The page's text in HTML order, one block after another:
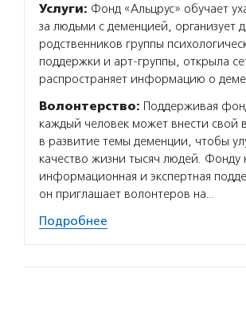
Услуги: Фонд «Альцрус» обучает
за людьми с деменцией, организует
родственников группы
поддержки и арт-группы, открыла
распространяет информацию о
Волонтерство: Поддерживая
каждый человек может внести свой
в развитие темы деменции, чтобы
качество жизни тысяч людей. Фонду
информационная и экспертная
он приглашает волонтеров на…
Подробнее